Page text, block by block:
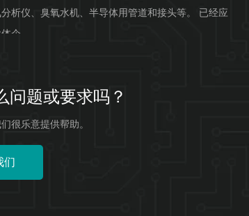
析仪、臭氧水机、半导体用管道和接头等。 已经应
企...
问题或要求吗？
很乐意提供帮助。
们